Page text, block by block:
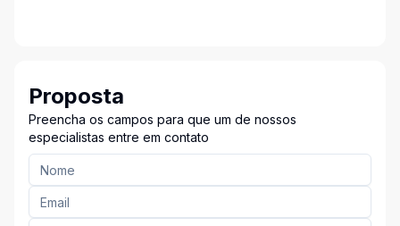
Proposta
Preencha os campos para que um de nossos
especialistas entre em contato